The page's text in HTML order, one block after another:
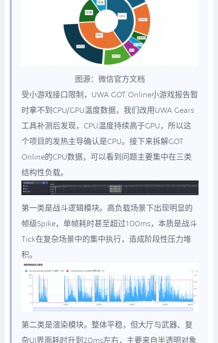
图源：微信官方文档
受小游戏接口限制，UWA GOT Online小游戏报告暂
时拿不到CPU/GPU温度数据，我们改用UWA Gears
工具补测后发现，CPU温度持续高于GPU，所以这
个项目的发热主导确认是CPU。接下来拆解GOT
Online的CPU数据，可以看到问题主要集中在三类
结构性负载。
第一类是战斗逻辑模块。高负载场景下出现明显的
帧级Spike，单帧耗时甚至超过100ms，本质是战斗
Tick在复杂场景中的集中执行，造成阶段性压力堆
积。
第二类是渲染模块。整体平稳，但大厅与武器、复
杂UI界面耗时升到20ms左右，主要来自半透明对象